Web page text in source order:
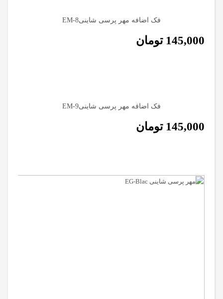
فک اضافه مهر پرسی شاینیEM-8
145,000 تومان
فک اضافه مهر پرسی شاینیEM-9
145,000 تومان